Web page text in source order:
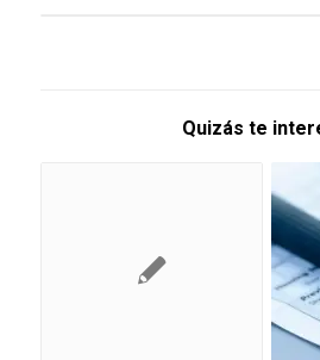
Quizás te